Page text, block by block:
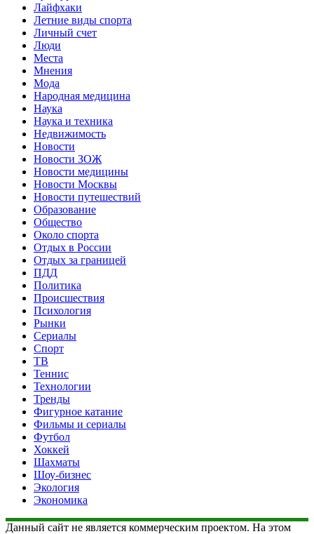
Лайфхаки
Летние виды спорта
Личный счет
Люди
Места
Мнения
Мода
Народная медицина
Наука
Наука и техника
Недвижимость
Новости
Новости ЗОЖ
Новости медицины
Новости Москвы
Новости путешествий
Образование
Общество
Около спорта
Отдых в России
Отдых за границей
ПДД
Политика
Происшествия
Психология
Рынки
Сериалы
Спорт
ТВ
Теннис
Технологии
Тренды
Фигурное катание
Фильмы и сериалы
Футбол
Хоккей
Шахматы
Шоу-бизнес
Экология
Экономика
Данный сайт не является коммерческим проектом. На этом